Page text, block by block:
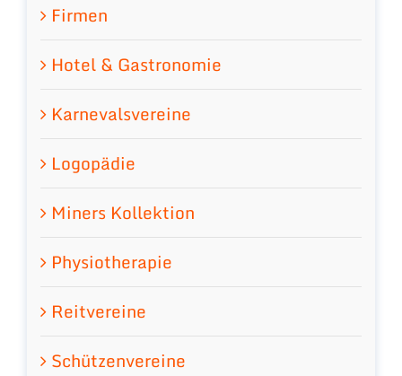
Firmen
Hotel & Gastronomie
Karnevalsvereine
Logopädie
Miners Kollektion
Physiotherapie
Reitvereine
Schützenvereine